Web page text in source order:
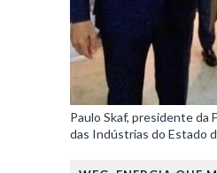
Paulo Skaf, presidente da
das Indústrias do Estado